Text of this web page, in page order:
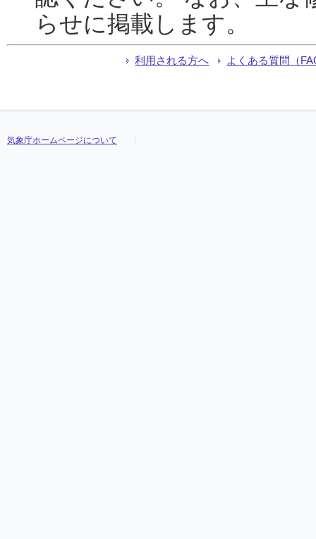
らせに掲載します。
利用される方へ よくある質問（
気象庁ホームページについて